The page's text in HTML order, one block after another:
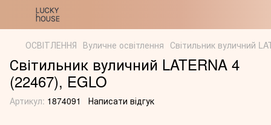
ОСВІТЛЕННЯ Вуличне освітлення Світильник вуличний
Світильник вуличний LATERNA 4
(22467), EGLO
Артикул: 1874091 Написати відгук